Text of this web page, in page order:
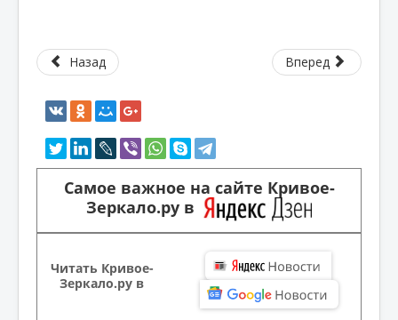
Назад Вперед
Самое важное на сайте Кривое-
Зеркало.ру в
Читать Кривое-
Зеркало.ру в